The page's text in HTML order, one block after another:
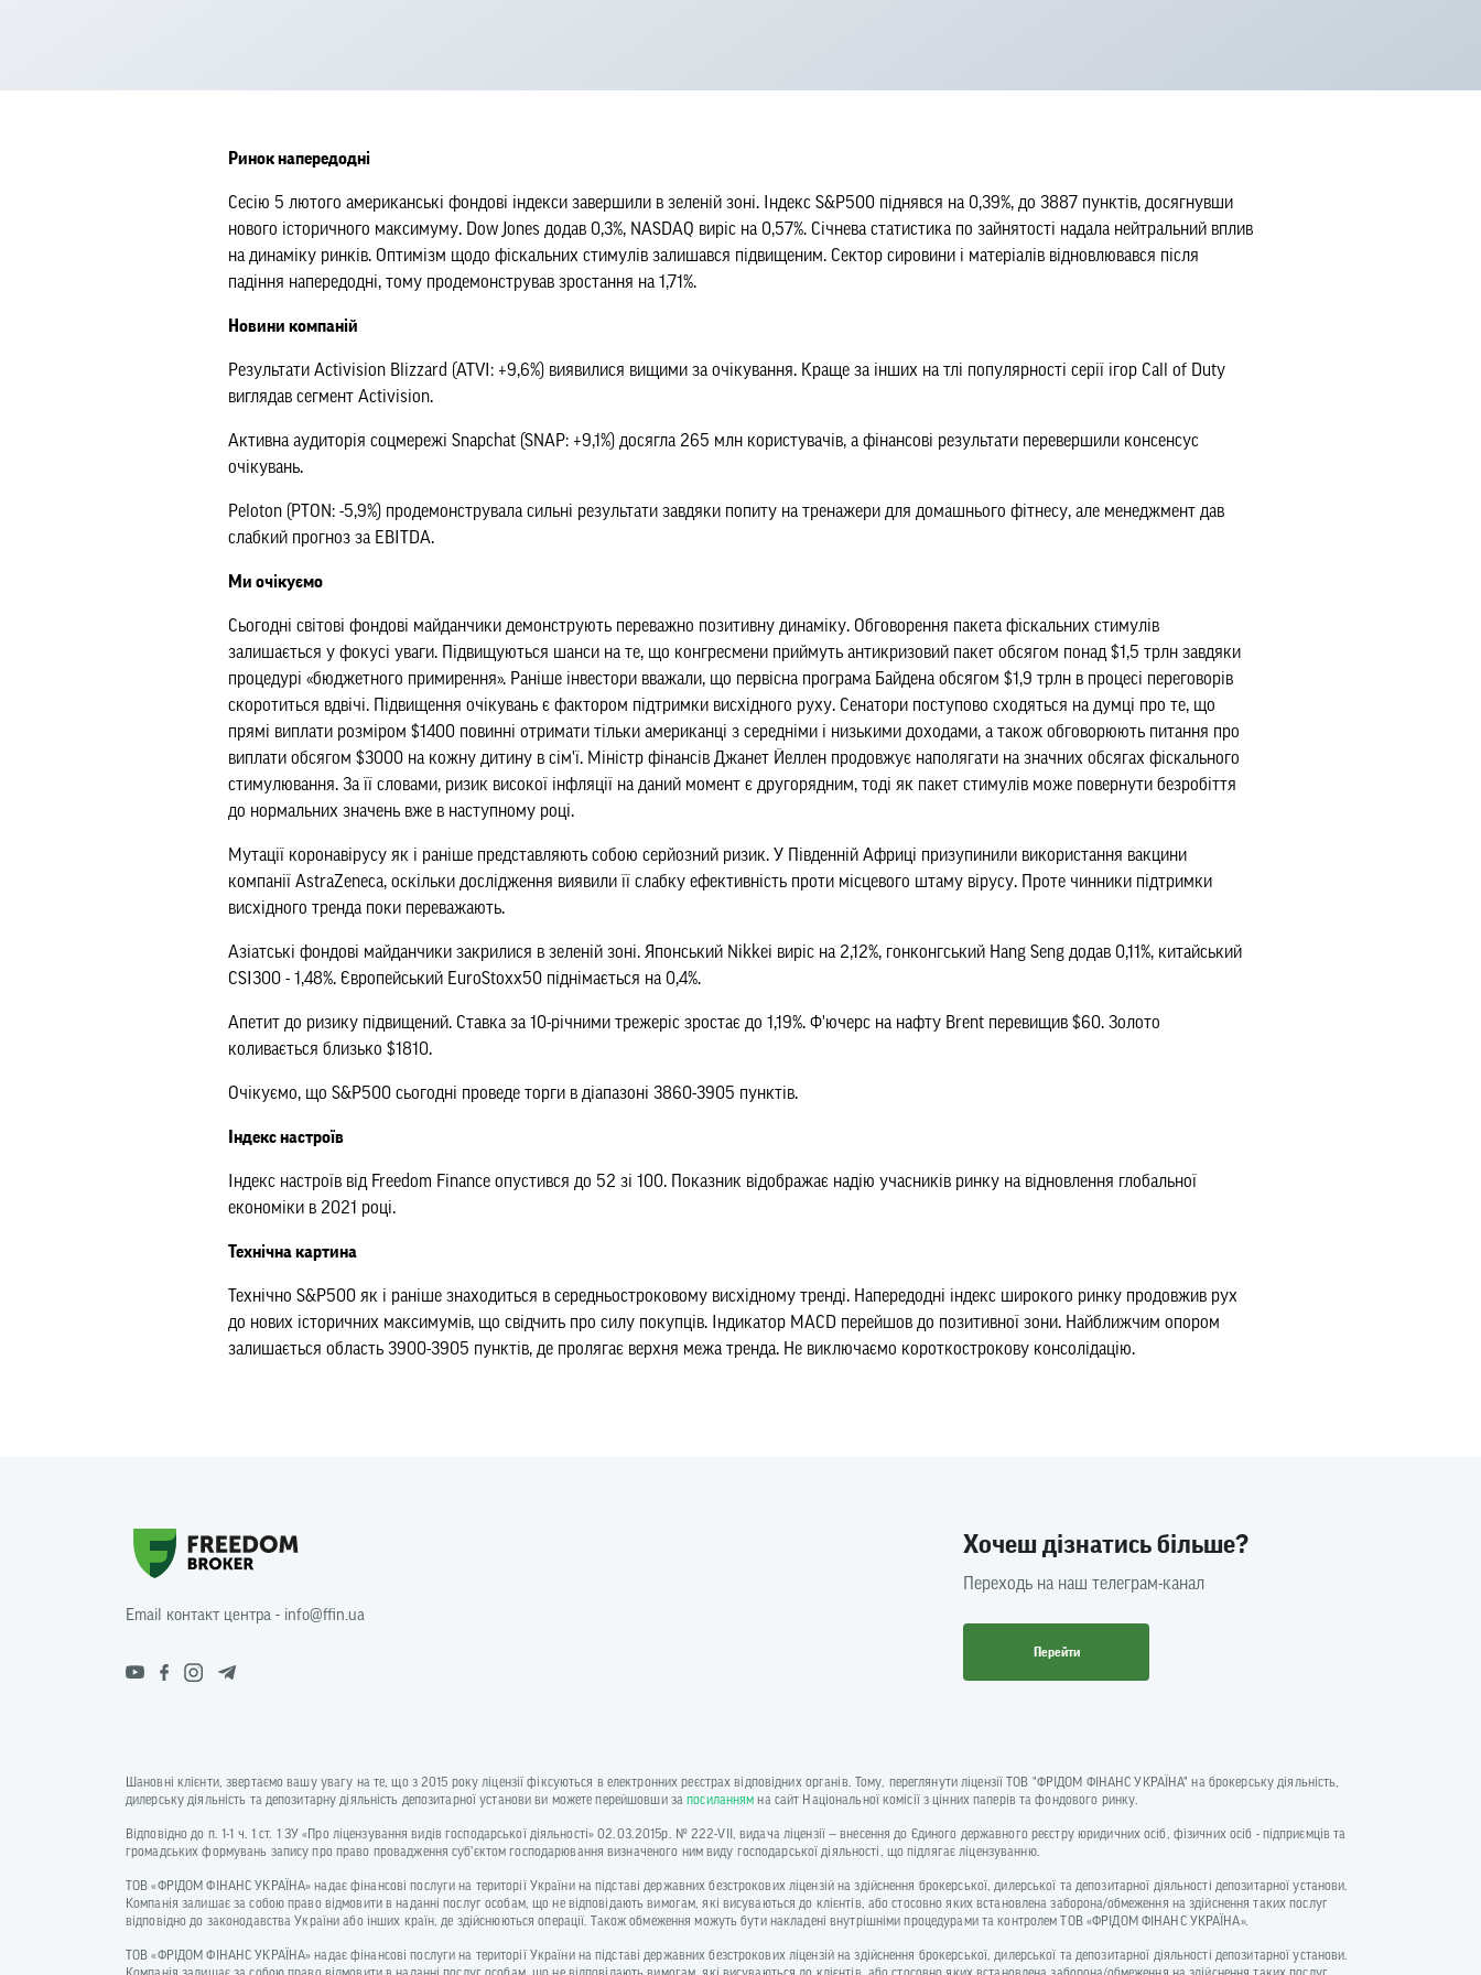
Ринок напередодні
Сесію 5 лютого американські фондові індекси завершили в зеленій зоні. Індекс S&P500 піднявся на 0,39%, до 3887 пунктів, досягнувши
нового історичного максимуму. Dow Jones додав 0,3%, NASDAQ виріс на 0,57%. Січнева статистика по зайнятості надала нейтральний вплив
на динаміку ринків. Оптимізм щодо фіскальних стимулів залишався підвищеним. Сектор сировини і матеріалів відновлювався після
падіння напередодні, тому продемонстрував зростання на 1,71%.
Новини компаній
Результати Activision Blizzard (ATVI: +9,6%) виявилися вищими за очікування. Краще за інших на тлі популярності серії ігор Call of Duty
виглядав сегмент Activision.
Активна аудиторія соцмережі Snapchat (SNAP: +9,1%) досягла 265 млн користувачів, а фінансові результати перевершили консенсус
очікувань.
Peloton (PTON: -5,9%) продемонструвала сильні результати завдяки попиту на тренажери для домашнього фітнесу, але менеджмент дав
слабкий прогноз за EBITDA.
Ми очікуємо
Сьогодні світові фондові майданчики демонструють переважно позитивну динаміку. Обговорення пакета фіскальних стимулів
залишається у фокусі уваги. Підвищуються шанси на те, що конгресмени приймуть антикризовий пакет обсягом понад $1,5 трлн завдяки
процедурі «бюджетного примирення». Раніше інвестори вважали, що первісна програма Байдена обсягом $1,9 трлн в процесі переговорів
скоротиться вдвічі. Підвищення очікувань є фактором підтримки висхідного руху. Сенатори поступово сходяться на думці про те, що
прямі виплати розміром $1400 повинні отримати тільки американці з середніми і низькими доходами, а також обговорюють питання про
виплати обсягом $3000 на кожну дитину в сім'ї. Міністр фінансів Джанет Йеллен продовжує наполягати на значних обсягах фіскального
стимулювання. За її словами, ризик високої інфляції на даний момент є другорядним, тоді як пакет стимулів може повернути безробіття
до нормальних значень вже в наступному році.
Мутації коронавірусу як і раніше представляють собою серйозний ризик. У Південній Африці призупинили використання вакцини
компанії AstraZeneca, оскільки дослідження виявили її слабку ефективність проти місцевого штаму вірусу. Проте чинники підтримки
висхідного тренда поки переважають.
Азіатські фондові майданчики закрилися в зеленій зоні. Японський Nikkei виріс на 2,12%, гонконгський Hang Seng додав 0,11%, китайський
CSI300 - 1,48%. Європейський EuroStoxx50 піднімається на 0,4%.
Апетит до ризику підвищений. Ставка за 10-річними трежеріс зростає до 1,19%. Ф'ючерс на нафту Brent перевищив $60. Золото
коливається близько $1810.
Очікуємо, що S&P500 сьогодні проведе торги в діапазоні 3860-3905 пунктів.
Індекс настроїв
Індекс настроїв від Freedom Finance опустився до 52 зі 100. Показник відображає надію учасників ринку на відновлення глобальної
економіки в 2021 році.
Технічна картина
Технічно S&P500 як і раніше знаходиться в середньостроковому висхідному тренді. Напередодні індекс широкого ринку продовжив рух
до нових історичних максимумів, що свідчить про силу покупців. Індикатор MACD перейшов до позитивної зони. Найближчим опором
залишається область 3900-3905 пунктів, де пролягає верхня межа тренда. Не виключаємо короткострокову консолідацію.
Email контакт центра - info@ffin.ua
Хочеш дізнатись більше?
Переходь на наш телеграм-канал
Перейти
Шановні клієнти, звертаємо вашу увагу на те, що з 2015 року ліцензії фіксуються в електронних реєстрах відповідних органів. Тому, переглянути ліцензії ТОВ "ФРІДОМ ФІНАНС УКРАЇНА" на брокерську діяльність,
дилерську діяльність та депозитарну діяльність депозитарної установи ви можете перейшовши запосиланням на сайт Національної комісії з цінних паперів та фондового ринку.
Відповідно до п. 1-1 ч. 1 ст. 1 ЗУ «Про ліцензування видів господарської діяльності» 02.03.2015р. № 222-VII, видача ліцензії — внесення до Єдиного державного реєстру юридичних осіб, фізичних осіб - підприємців та
громадських формувань запису про право провадження суб’єктом господарювання визначеного ним виду господарської діяльності, що підлягає ліцензуванню.
ТОВ «ФРІДОМ ФІНАНС УКРАЇНА» надає фінансові послуги на території України на підставі державних безстрокових ліцензій на здійснення брокерської, дилерської та депозитарної діяльності депозитарної установи.
Компанія залишає за собою право відмовити в наданні послуг особам, що не відповідають вимогам, які висуваються до клієнтів, або стосовно яких встановлена заборона/обмеження на здійснення таких послуг
відповідно до законодавства України або інших країн, де здійснюються операції. Також обмеження можуть бути накладені внутрішніми процедурами та контролем ТОВ «ФРІДОМ ФІНАНС УКРАЇНА».
ТОВ «ФРІДОМ ФІНАНС УКРАЇНА» надає фінансові послуги на території України на підставі державних безстрокових ліцензій на здійснення брокерської, дилерської та депозитарної діяльності депозитарної установи.